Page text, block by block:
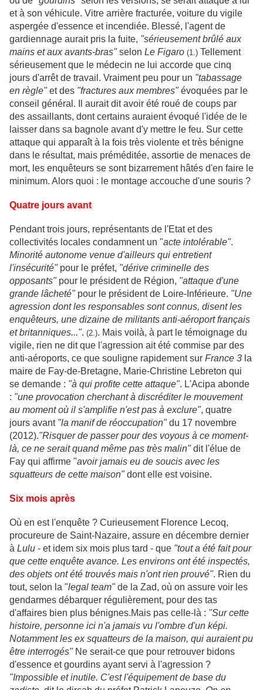
et à son véhicule. Vitre arrière fracturée, voiture du vigile
aspergée d'essence et incendiée. Blessé, l'agent de
gardiennage aurait pris la fuite, "sérieusement brûlé aux
mains et aux avants-bras"selon Le Figaro (1.) Tellement
sérieusement que le médecin ne lui accorde que cinq
jours d'arrêt de travail. Vraiment peu pour un "tabassage
en règle"et des "fractures aux membres"évoquées par le
conseil général. Il aurait dit avoir été roué de coups par
des assaillants, dont certains auraient évoqué l'idée de le
laisser dans sa bagnole avant d'y mettre le feu. Sur cette
attaque qui apparaît à la fois très violente et très bénigne
dans le résultat, mais préméditée, assortie de menaces de
mort, les enquêteurs se sont bizarrement hâtés d'en faire le
minimum. Alors quoi : le montage accouche d'une souris ?
Quatre jours avant
Pendant trois jours, représentants de l'Etat et des
collectivités locales condamnent un "acte intolérable".
Minorité autonome venue d'ailleurs qui entretient
l'insécurité"pour le préfet, "dérive criminelle des
opposants"pour le président de Région, "attaque d'une
grande lâcheté"pour le président de Loire-Inférieure. "Une
agression dont les responsables sont connus, disent les
enquêteurs, une dizaine de militants anti-aéroport français
et britanniques...". (2.). Mais voilà, à part le témoignage du
vigile, rien ne dit que l'agression ait été commise par des
anti-aéroports, ce que souligne rapidement sur France 3 la
maire de Fay-de-Bretagne, Marie-Christine Lebreton qui
se demande : "à qui profite cette attaque". L'Acipa abonde
: "une provocation cherchant à discréditer le mouvement
au moment où il s'amplifie n'est pas à exclure", quatre
jours avant "la manif de réoccupation"du 17 novembre
(2012)."Risquer de passer pour des voyous à ce moment-
là, ce ne serait quand même pas très malin"dit l'élue de
Fay qui affirme "avoir jamais eu de soucis avec les
squatteurs de cette maison"dont elle est voisine.
Six mois après
Où en est l'enquête ? Curieusement Florence Lecoq,
procureure de Saint-Nazaire, assure en décembre dernier
à Lulu - et idem six mois plus tard - que "tout a été fait pour
que cette enquête avance. Les environs ont été inspectés,
des objets ont été trouvés mais n'ont rien prouvé". Rien du
tout, selon la "legal team"de la Zad, où on assure voir les
gendarmes débarquer régulièrement, pour des tas
d'affaires bien plus bénignes.Mais pas celle-là : "Sur cette
histoire, personne ici n'a jamais vu l'ombre d'un képi.
Notamment les ex squatteurs de la maison, qui auraient pu
être interrogés"Ne serait-ce que pour retrouver bidons
d'essence et gourdins ayant servi à l'agression ?
"Impossible et inutile. C'est l'équipement de base du